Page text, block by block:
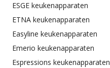
ESGE keukenapparaten
ETNA keukenapparaten
Easyline keukenapparaten
Emerio keukenapparaten
Espressions keukenapparaten